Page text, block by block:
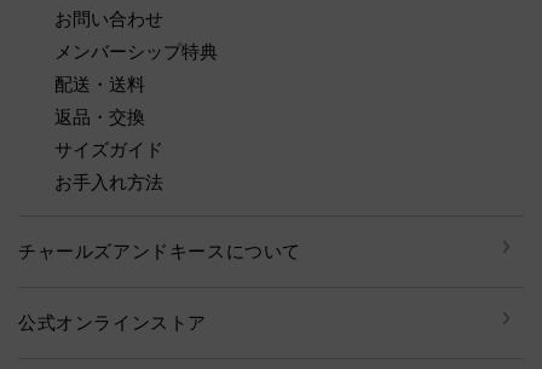
お問い合わせ
メンバーシップ特典
配送・送料
返品・交換
サイズガイド
お手入れ方法
チャールズアンドキースについて
公式オンラインストア